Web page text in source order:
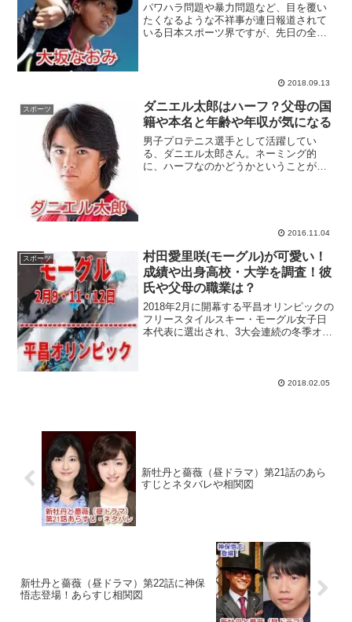
パワハラ問題や暴力問題など、目を覆い
たくなるような不祥事が連日報道されて
いる日本スポーツ界ですが、先日の全米
2018.09.13
スポーツ
ダニエル太郎はハーフ？父母の国
籍や本名と年齢や年収が気になる
男子プロテニス選手として活躍してい
る、ダニエル太郎さん。ネーミング的
に、ハーフなのかどうかということが、
2016.11.04
スポーツ
村田愛里咲(モーグル)が可愛い！
成績や出身高校・大学を調査！彼
氏や父母の職業は？
2018年2月に開幕する平昌オリンピックの
フリースタイルスキー・モーグル女子日
本代表に選出され、3大会連続の冬季オリ
2018.02.05
新牡丹と薔薇（昼ドラマ）第21話のあら
すじとネタバレや相関図
新牡丹と薔薇（昼ドラマ）第22話に神保
悟志登場！あらすじ相関図